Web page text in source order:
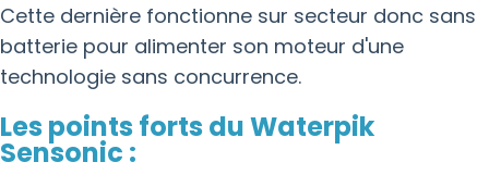
Cette dernière fonctionne sur secteur donc sans
batterie pour alimenter son moteur d'une
technologie sans concurrence.
Les points forts du Waterpik
Sensonic :